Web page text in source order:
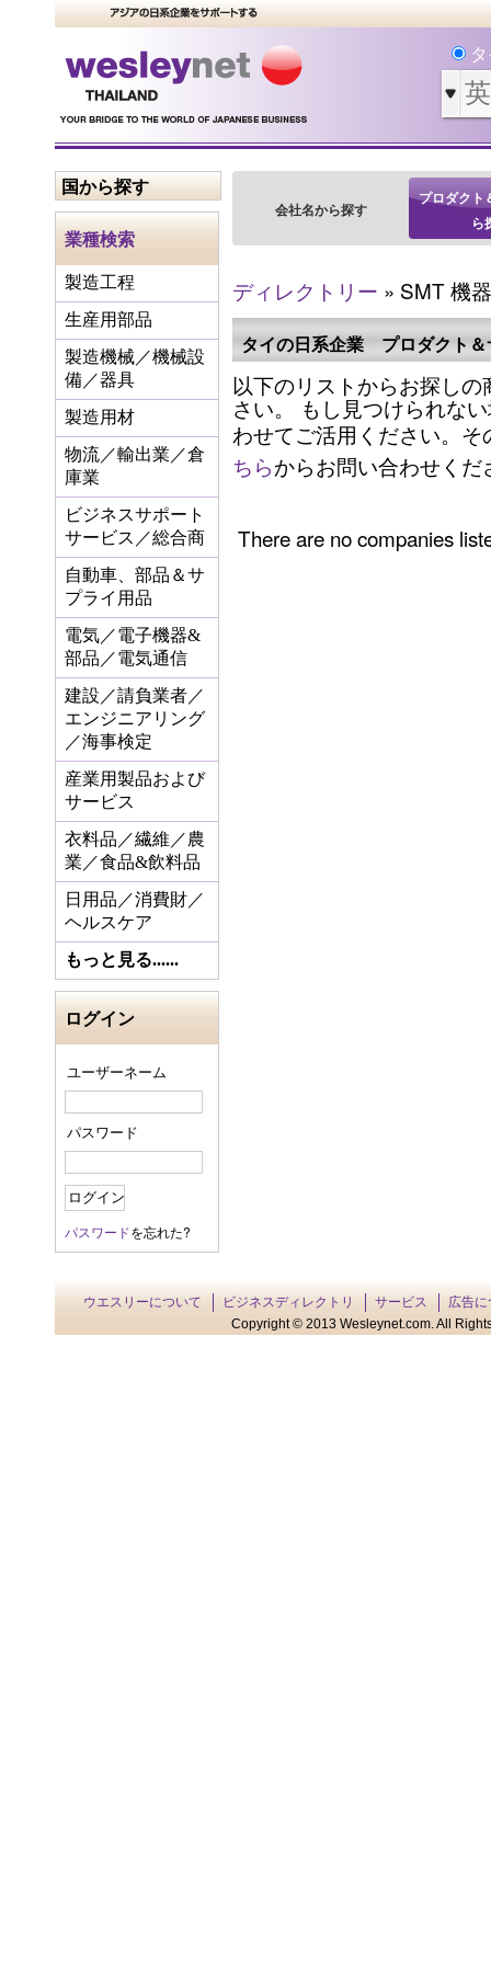
国から探す
業種検索
製造工程
生産用部品
製造機械／機械設
備／器具
製造用材
物流／輸出業／倉
庫業
ビジネスサポート
サービス／総合商
自動車、部品＆サ
プライ用品
電気／電子機器&
部品／電気通信
建設／請負業者／
エンジニアリング
／海事検定
産業用製品および
サービス
衣料品／繊維／農
業／食品&飲料品
日用品／消費財／
ヘルスケア
もっと見る......
ログイン
ユーザーネーム
パスワード
パスワードを忘れた?
会社名から探す
プロダクト
ら
ディレクトリー » SMT 機器
タイの日系企業 プロダクト＆
以下のリストからお探し
さい。 もし見つけられな
わせてご活用ください。
ちらからお問い合わせくだ
There are no companies
ウエスリーについて ビジネスディレクトリ サービス
広告に
Copyright © 2013 Wesleynet.com. All